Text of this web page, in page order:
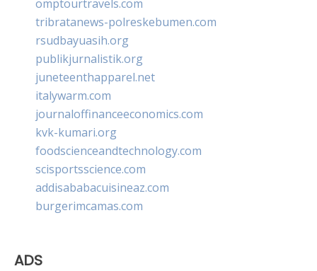
omptourtravels.com
tribratanews-polreskebumen.com
rsudbayuasih.org
publikjurnalistik.org
juneteenthapparel.net
italywarm.com
journaloffinanceeconomics.com
kvk-kumari.org
foodscienceandtechnology.com
scisportsscience.com
addisababacuisineaz.com
burgerimcamas.com
ADS